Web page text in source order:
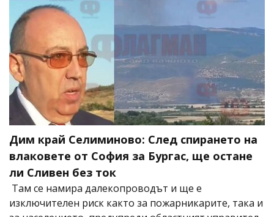
Дим край Селиминово: След спирането на
влаковете от София за Бургас, ще остане
ли Сливен без ток
Там се намира далекопроводът и ще е
изключителен риск както за пожарникарите, така и